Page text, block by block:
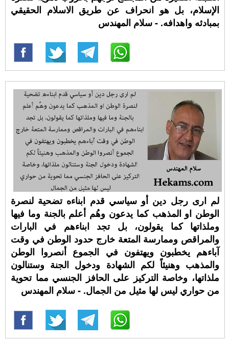
الإسلام، بل هو انحراف عن طريق الاسلام الحقيقي
بمبادئه واهدافه. - سلام المهندس
لم ارى رجل دين أو سياسي قدم ابناءه تضحية لنصرة
الوطن او المذهب كما يدعون وهُم أعلم بالجنة وما فيها
وملذاتها كما يقولون، بل تجد ابناءهم في البارات
والمراقص وممارسة المتعة خارج حدود الوطن في وقت
آباءهم يخطبون ويهتفون في الجموع أنصروا الوطن
والمذهب وهنيئاً لكم الشهادة ودخول الجنة وستنالون
ملذاتها، وخاصة التركيز على الحافز الجنسي مما تحوية
من حواري ليس لها مثيل من الجمال. - سلام المهندس